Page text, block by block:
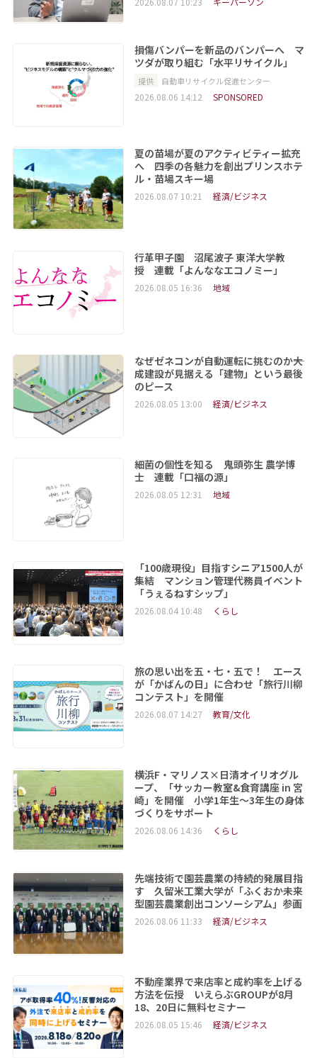
損傷バンパーを新品のバンパーへ マ
ツダが取り組む「水平リサイクル」
提供 自動車リサイクル促進センター
2026.08.06 14:12 SPONSORED
夏の苗場が夏のアクティビティー拡充
へ 四季の各魅力を創出プリンスホテ
ル・苗場スキー場
2026.08.07 10:21 経済/ビジネス
行革甲子園 沼尾波子 東洋大学教
授 連載「よんななエコノミー」
2026.08.05 16:36 地域
なぜゼネコンが自動運転に挑むのか――大
成建設が見据える「建物」という最後
のピース
2026.08.05 13:00 経済/ビジネス
細菌の個性を知る 鬼頭弥生 農学博
士 連載「口福の源」
2026.08.05 12:31 地域
「100歳現役」目指すシニア1500人が
集結 マンション管理代務員イベント
「うぇるねすシップ」
2026.08.04 10:48 くらし
旅の思い出を五・七・五で！ エース
が「かばんの日」に合わせ「旅行川柳
コンテスト」を開催
2026.08.07 14:27 教育/文化
横浜F・マリノス×日清オイリオグル
ープ、「サッカー教室&食育講座 in 宮
崎」を開催 小学1年生～3年生の身体
づくりをサポート
2026.08.06 14:36 くらし
先端技術で園芸農業の持続的発展目指
す 久留米工業大学が「ふくおか未来
型園芸農業創出コンソーシアム」参画
2026.08.06 11:33 経済/ビジネス
不動産業界で来店率と成約率を上げる
方法を伝授 いえらぶGROUPが8月
18、20日に無料セミナー
2026.08.05 15:46 経済/ビジネス